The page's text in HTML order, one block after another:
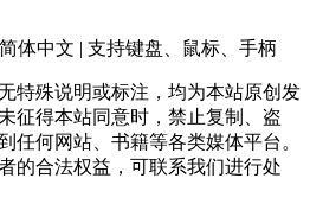
体中文 | 支持键盘、鼠标、手柄
特殊说明或标注，均为本站原创发
征得本站同意时，禁止复制、盗
任何网站、书籍等各类媒体平台。
的合法权益，可联系我们进行处